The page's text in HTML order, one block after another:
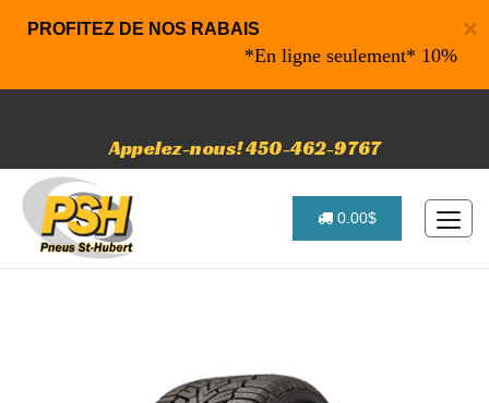
×
PROFITEZ DE NOS RABAIS
*En ligne seulement* 10% de
Appelez-nous! 450-462-9767
0.00$